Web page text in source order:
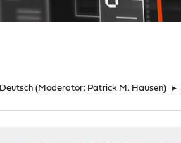
(Moderator: Patrick M. Hausen) ►